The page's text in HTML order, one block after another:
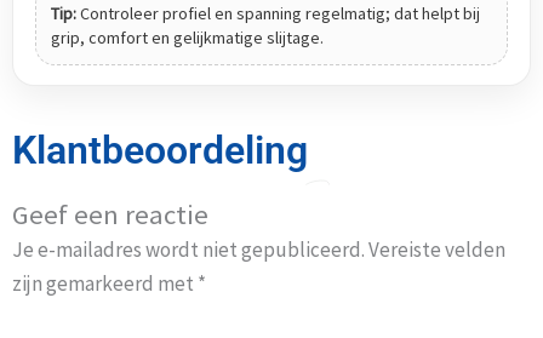
Tip:Controleer profiel en spanning regelmatig; dat helpt bij
grip, comfort en gelijkmatige slijtage.
Klantbeoordeling
Geef een reactie
Je e-mailadres wordt niet gepubliceerd.Vereiste velden
zijn gemarkeerd met *